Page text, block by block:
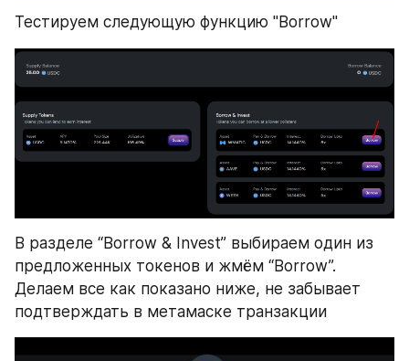
Тестируем следующую функцию "Borrow"
В разделе “Borrow & Invest” выбираем один из
предложенных токенов и жмём “Borrow”.
Делаем все как показано ниже, не забывает
подтверждать в метамаске транзакции